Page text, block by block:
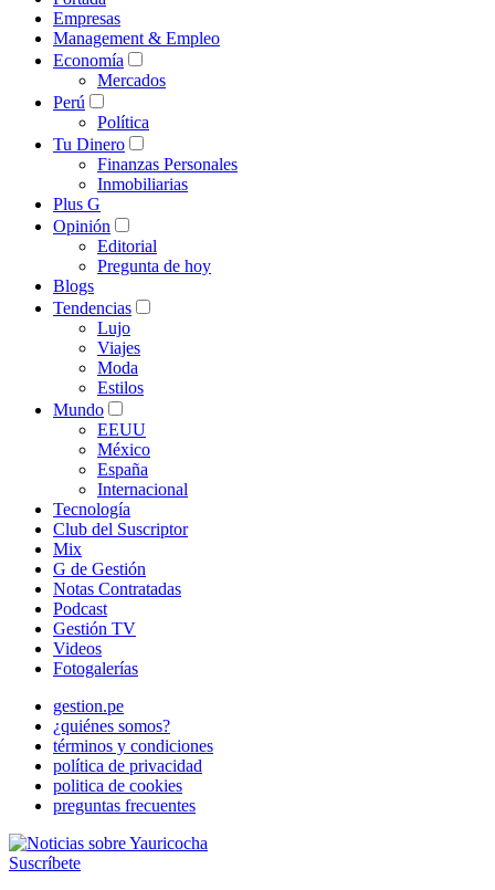
Empresas
Management & Empleo
Economía
Mercados
Perú
Política
Tu Dinero
Finanzas Personales
Inmobiliarias
Plus G
Opinión
Editorial
Pregunta de hoy
Blogs
Tendencias
Lujo
Viajes
Moda
Estilos
Mundo
EEUU
México
España
Internacional
Tecnología
Club del Suscriptor
Mix
G de Gestión
Notas Contratadas
Podcast
Gestión TV
Videos
Fotogalerías
gestion.pe
¿quiénes somos?
términos y condiciones
política de privacidad
politica de cookies
preguntas frecuentes
Suscríbete